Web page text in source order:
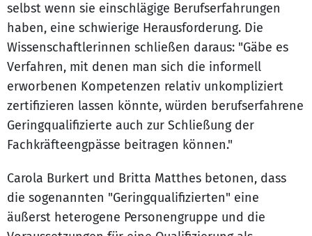
selbst wenn sie einschlägige Berufserfahrungen
haben, eine schwierige Herausforderung. Die
Wissenschaftlerinnen schließen daraus: "Gäbe es
Verfahren, mit denen man sich die informell
erworbenen Kompetenzen relativ unkompliziert
zertifizieren lassen könnte, würden berufserfahrene
Geringqualifizierte auch zur Schließung der
Fachkräfteengpässe beitragen können."
Carola Burkert und Britta Matthes betonen, dass
die sogenannten "Geringqualifizierten" eine
äußerst heterogene Personengruppe und die